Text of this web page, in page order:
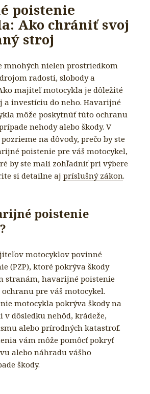
poistenie
Ako chrániť svoj
stroj
mnohých nielen prostriedkom
radosti, slobody a
majiteľ motocykla je dôležité
a investíciu do neho. Havarijné
môže poskytnúť túto ochranu
nehody alebo škody. V
na dôvody, prečo by ste
poistenie pre váš motocykel,
by ste mali zohľadniť pri výbere
si detailne ajpríslušný zákon.
poistenie
motocyklov povinné
(PZP), ktoré pokrýva škody
stranám, havarijné poistenie
pre váš motocykel.
motocykla pokrýva škody na
v dôsledku nehôd, krádeže,
alebo prírodných katastrof.
vám môže pomôcť pokryť
alebo náhradu vášho
škody.